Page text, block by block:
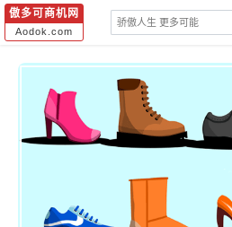
傲多可商机网
Aodok.com